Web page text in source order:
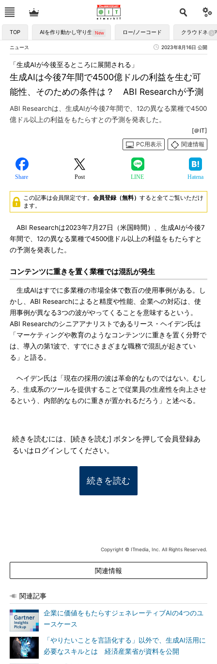
TOP AIを作り動かし守り生かす ロー/ノーコード クラウドネイ
ニュース 2023年8月16日 公開
生成AIは今後7年間で4500億ドルの利益を生む可
能性、そのための条件は？ ABI Researchが予測
「生成AIが今後至るところに展開される」
ABI Researchは、生成AIが今後7年間で、12の異なる業種で4500
億ドル以上の利益をもたらすとの予測を発表した。
[＠IT]
PC用表示
関連情報
Share Post LINE Hatena
この記事は会員限定です。 会員登録（無料） すると全てご覧いただけ
ます。
ABI Researchは2023年7月27日（米国時間）、生成AIが今後7
年間で、12の異なる業種で4500億ドル以上の利益をもたらすと
の予測を発表した。
コンテンツに重きを置く業種では混乱が発生
生成AIはすでに多業種の市場全体で数百の使用事例がある。し
かし、ABI Researchによると精度や性能、企業への対応は、使
用事例が異なる3つの波がやってくることを意味するという。
ABI Researchのシニアアナリストであるリース・ヘイデン氏は
「マーケティングや教育のようなコンテンツに重きを置く分野で
は、導入の第1波で、すでにさまざまな職務で混乱が起きてい
る」と語る。
ヘイデン氏は「現在の採用の波は革命的なものではない。むし
ろ、生成系のツールを提供することで従業員の生産性を向上させ
るという、内部的なものに重きが置かれるだろう」と述べる。
続きを読むには、[続きを読む] ボタンを押して会員登録あ
るいはログインしてください。
続きを読む
Copyright © ITmedia, Inc. All Rights Reserved.
関連情報
関連記事
企業に価値をもたらすジェネレーティブAIの4つのユ
ースケース
「やりたいことを言語化する」以外で、生成AI活用に
必要なスキルとは 経済産業省が資料を公開